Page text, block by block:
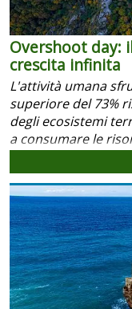
Overshoot day:
crescita infinita
L'attività umana
superiore del 73%
degli ecosistemi
a consumare le